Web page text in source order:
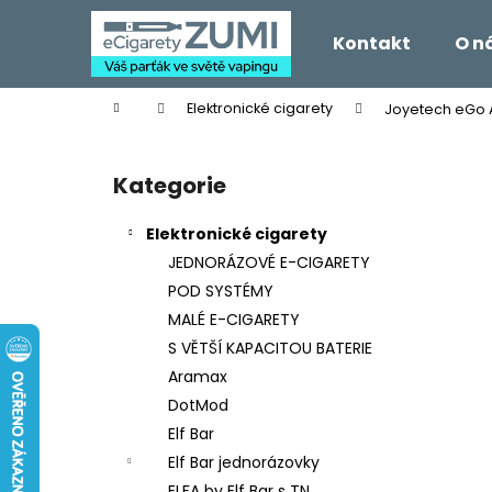
Kontakt O
Domů Elektronické cigarety Joyetech eGo
Přeskočit
kategorie
Kategorie
Elektronické cigarety
JEDNORÁZOVÉ E-CIGARETY
POD SYSTÉMY
MALÉ E-CIGARETY
S VĚTŠÍ KAPACITOU BATERIE
Aramax
DotMod
Elf Bar
Elf Bar jednorázovky
í
Zpět
do
Zpět
do